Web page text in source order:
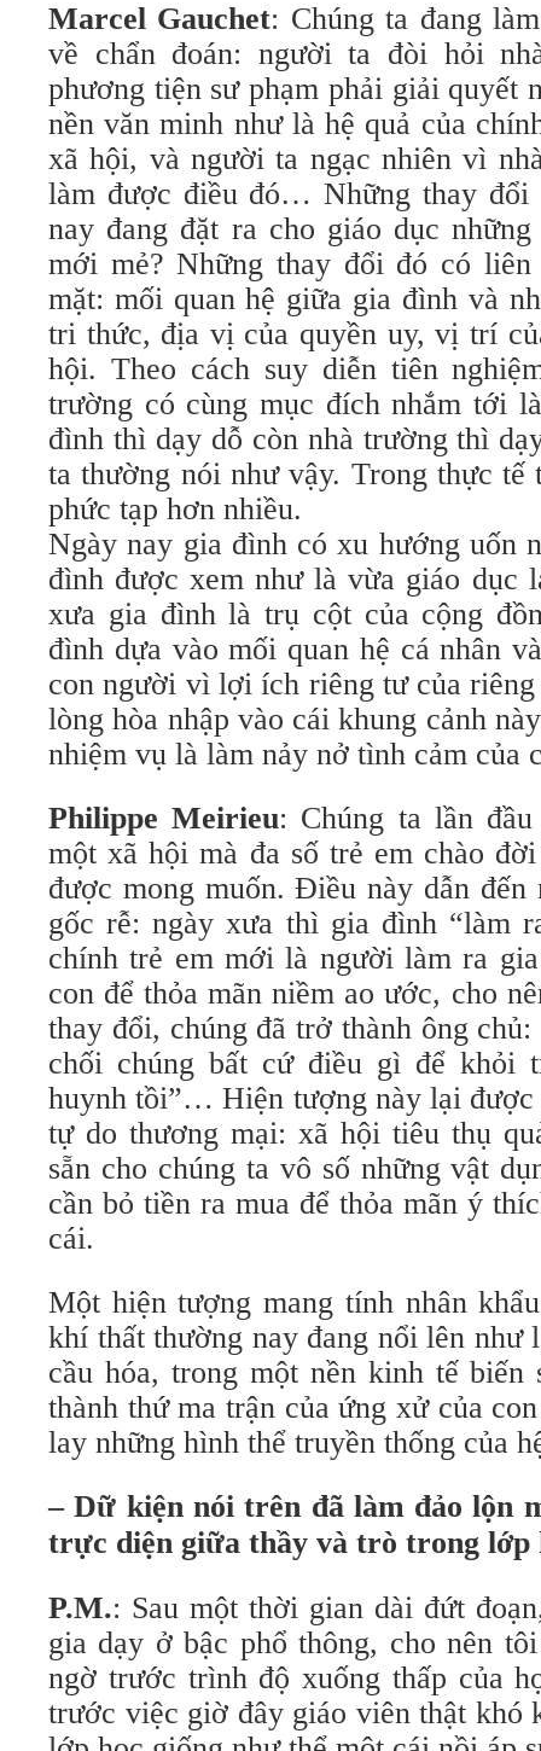
Marcel Gauchet: Chúng ta đang
về chẩn đoán: người ta đòi hỏi
phương tiện sư phạm phải giải quyết
nền văn minh như là hệ quả của
xã hội, và người ta ngạc nhiên vì
làm được điều đó… Những thay đổi
nay đang đặt ra cho giáo dục
mới mẻ? Những thay đổi đó có
mặt: mối quan hệ giữa gia đình và
tri thức, địa vị của quyền uy, vị trí
hội. Theo cách suy diễn tiên
trường có cùng mục đích nhắm tới
đình thì dạy dỗ còn nhà trường thì
ta thường nói như vậy. Trong thực tế
phức tạp hơn nhiều.
Ngày nay gia đình có xu hướng uốn
đình được xem như là vừa giáo dục
xưa gia đình là trụ cột của cộng
đình dựa vào mối quan hệ cá nhân
con người vì lợi ích riêng tư của
lòng hòa nhập vào cái khung cảnh
nhiệm vụ là làm nảy nở tình cảm của
Philippe Meirieu: Chúng ta lần
một xã hội mà đa số trẻ em chào
được mong muốn. Điều này dẫn đến
gốc rễ: ngày xưa thì gia đình “làm
chính trẻ em mới là người làm ra
con để thỏa mãn niềm ao ước, cho
thay đổi, chúng đã trở thành ông
chối chúng bất cứ điều gì để khỏi
huynh tồi”… Hiện tượng này lại được
tự do thương mại: xã hội tiêu thụ
sẵn cho chúng ta vô số những vật
cần bỏ tiền ra mua để thỏa mãn ý
cái.
Một hiện tượng mang tính nhân
khí thất thường nay đang nổi lên như
cầu hóa, trong một nền kinh tế biến
thành thứ ma trận của ứng xử của
lay những hình thể truyền thống của
– Dữ kiện nói trên đã làm đảo lộn
trực diện giữa thầy và trò trong lớp
P.M.: Sau một thời gian dài đứt
gia dạy ở bậc phổ thông, cho nên
ngờ trước trình độ xuống thấp của
trước việc giờ đây giáo viên thật khó